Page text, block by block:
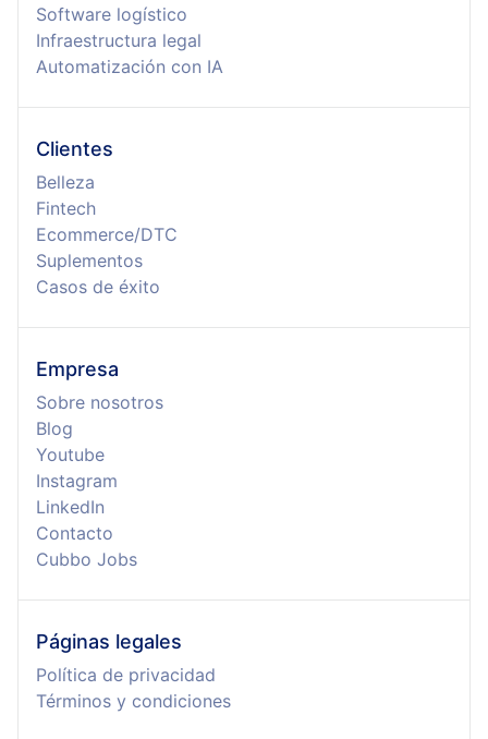
Software logístico
Infraestructura legal
Automatización con IA
Clientes
Belleza
Fintech
Ecommerce/DTC
Suplementos
Casos de éxito
Empresa
Sobre nosotros
Blog
Youtube
Instagram
LinkedIn
Contacto
Cubbo Jobs
Páginas legales
Política de privacidad
Términos y condiciones